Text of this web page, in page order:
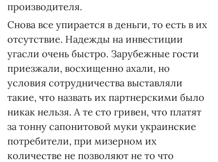
производителя.
Снова все упирается в деньги, то есть в их
отсутствие. Надежды на инвестиции
угасли очень быстро. Зарубежные гости
приезжали, восхищенно ахали, но
условия сотрудничества выставляли
такие, что назвать их партнерскими было
никак нельзя. А те сто гривен, что платят
за тонну сапонитовой муки украинские
потребители, при мизерном их
количестве не позволяют не то что